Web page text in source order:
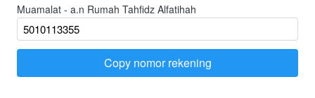
Muamalat - a.n Rumah Tahfidz Alfatihah
`
Copy nomor rekening